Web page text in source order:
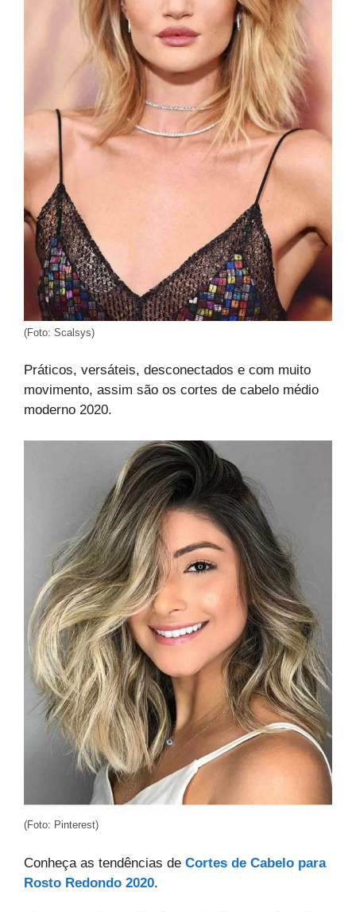
(Foto: Scalsys)
Práticos, versáteis, desconectados e com muito
movimento, assim são os cortes de cabelo médio
moderno 2020.
(Foto: Pinterest)
Conheça as tendências de Cortes de Cabelo para
Rosto Redondo 2020.